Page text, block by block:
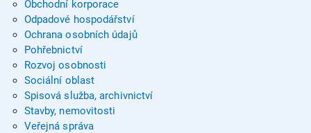
Obchodní korporace
Odpadové hospodářství
Ochrana osobních údajů
Pohřebnictví
Rozvoj osobnosti
Sociální oblast
Spisová služba, archivnictví
Stavby, nemovitosti
Veřejná správa